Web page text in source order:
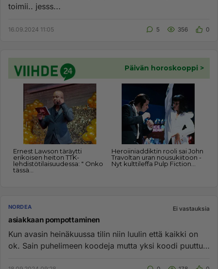
toimii.. jesss...
16.09.2024 11:05 5 356 0
NORDEA Ei vastauksia
asiakkaan pompottaminen
Kun avasin heinäkuussa tilin niin luulin että kaikki on
ok. Sain puhelimeen koodeja mutta yksi koodi puuttui.